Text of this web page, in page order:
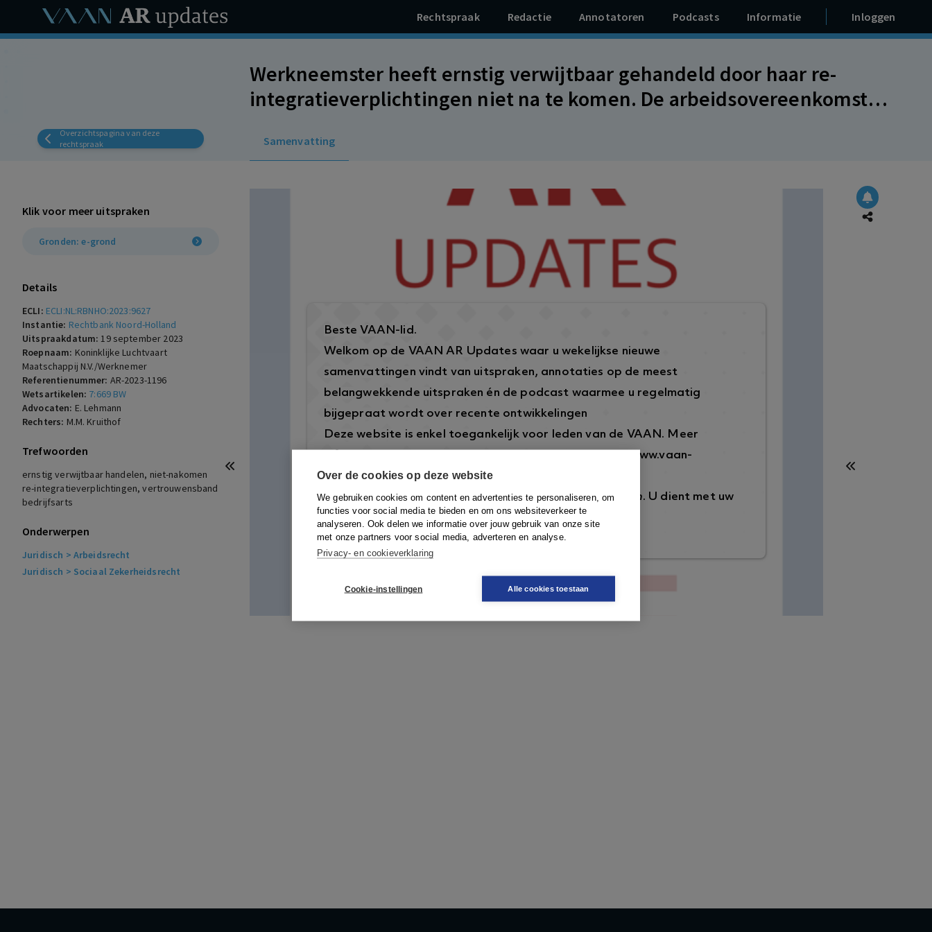
Over de cookies op deze website
We gebruiken cookies om content en advertenties te personaliseren, om
functies voor social media te bieden en om ons websiteverkeer te
analyseren. Ook delen we informatie over jouw gebruik van onze site
met onze partners voor social media, adverteren en analyse.
Privacy- en cookieverklaring
Cookie-instellingen Alle cookies toestaan
Rechtspraak Redactie Annotatoren Podcasts Informatie Inloggen
Overzichtspagina van deze
rechtspraak
Werkneemster heeft ernstig verwijtbaar gehandeld door haar re-
integratieverplichtingen niet na te komen. De arbeidsovereenkomst
Samenvatting
Klik voor meer uitspraken
Gronden: e-grond
Details
ECLI: ECLI:NL:RBNHO:2023:9627
Instantie: Rechtbank Noord-Holland
Uitspraakdatum:19 september 2023
Roepnaam: Koninklijke Luchtvaart
Maatschappij N.V./Werknemer
Referentienummer: AR-2023-1196
Wetsartikelen: 7:669 BW
Advocaten: E. Lehmann
Rechters: M.M. Kruithof
Trefwoorden
ernstig verwijtbaar handelen, niet-nakomen
re-integratieverplichtingen, vertrouwensband
bedrijfsarts
Onderwerpen
Juridisch > Arbeidsrecht
Juridisch > Sociaal Zekerheidsrecht
Beste VAAN-lid.
Welkom op de VAAN AR Updates waar u wekelijkse nieuwe
samenvattingen vindt van uitspraken, annotaties op de meest
belangwekkende uitspraken én de podcast waarmee u regelmatig
bijgepraat wordt over recente ontwikkelingen
Deze website is enkel toegankelijk voor leden van de VAAN. Meer
https://www.vaan-
arbeidsrecht.nl/.
Om in te loggen klikt u rechtsboven op de knopInloggen. U dient met uw
VAAN-account in te loggen om toegang te krijgen.